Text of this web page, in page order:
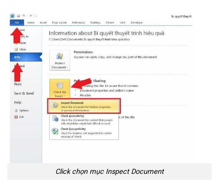
Click chọn mục Inspect Document